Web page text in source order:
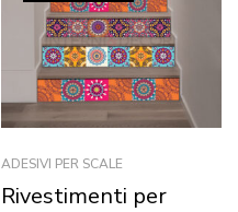
ADESIVI PER SCALE
Rivestimenti per